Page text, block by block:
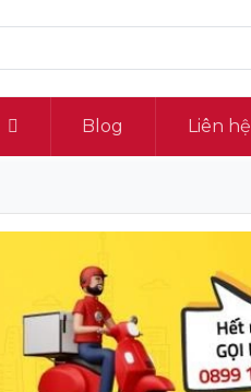
Blog Liên hệ